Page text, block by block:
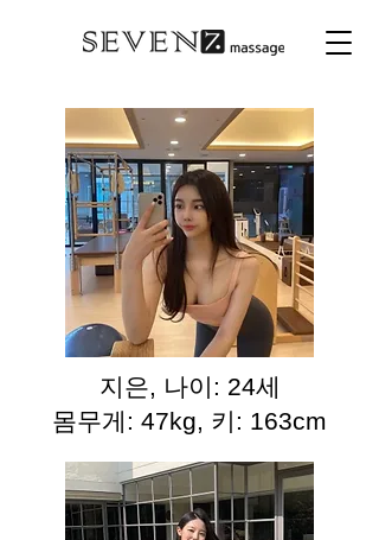
지은, 나이: 24세
몸무게: 47kg, 키: 163cm